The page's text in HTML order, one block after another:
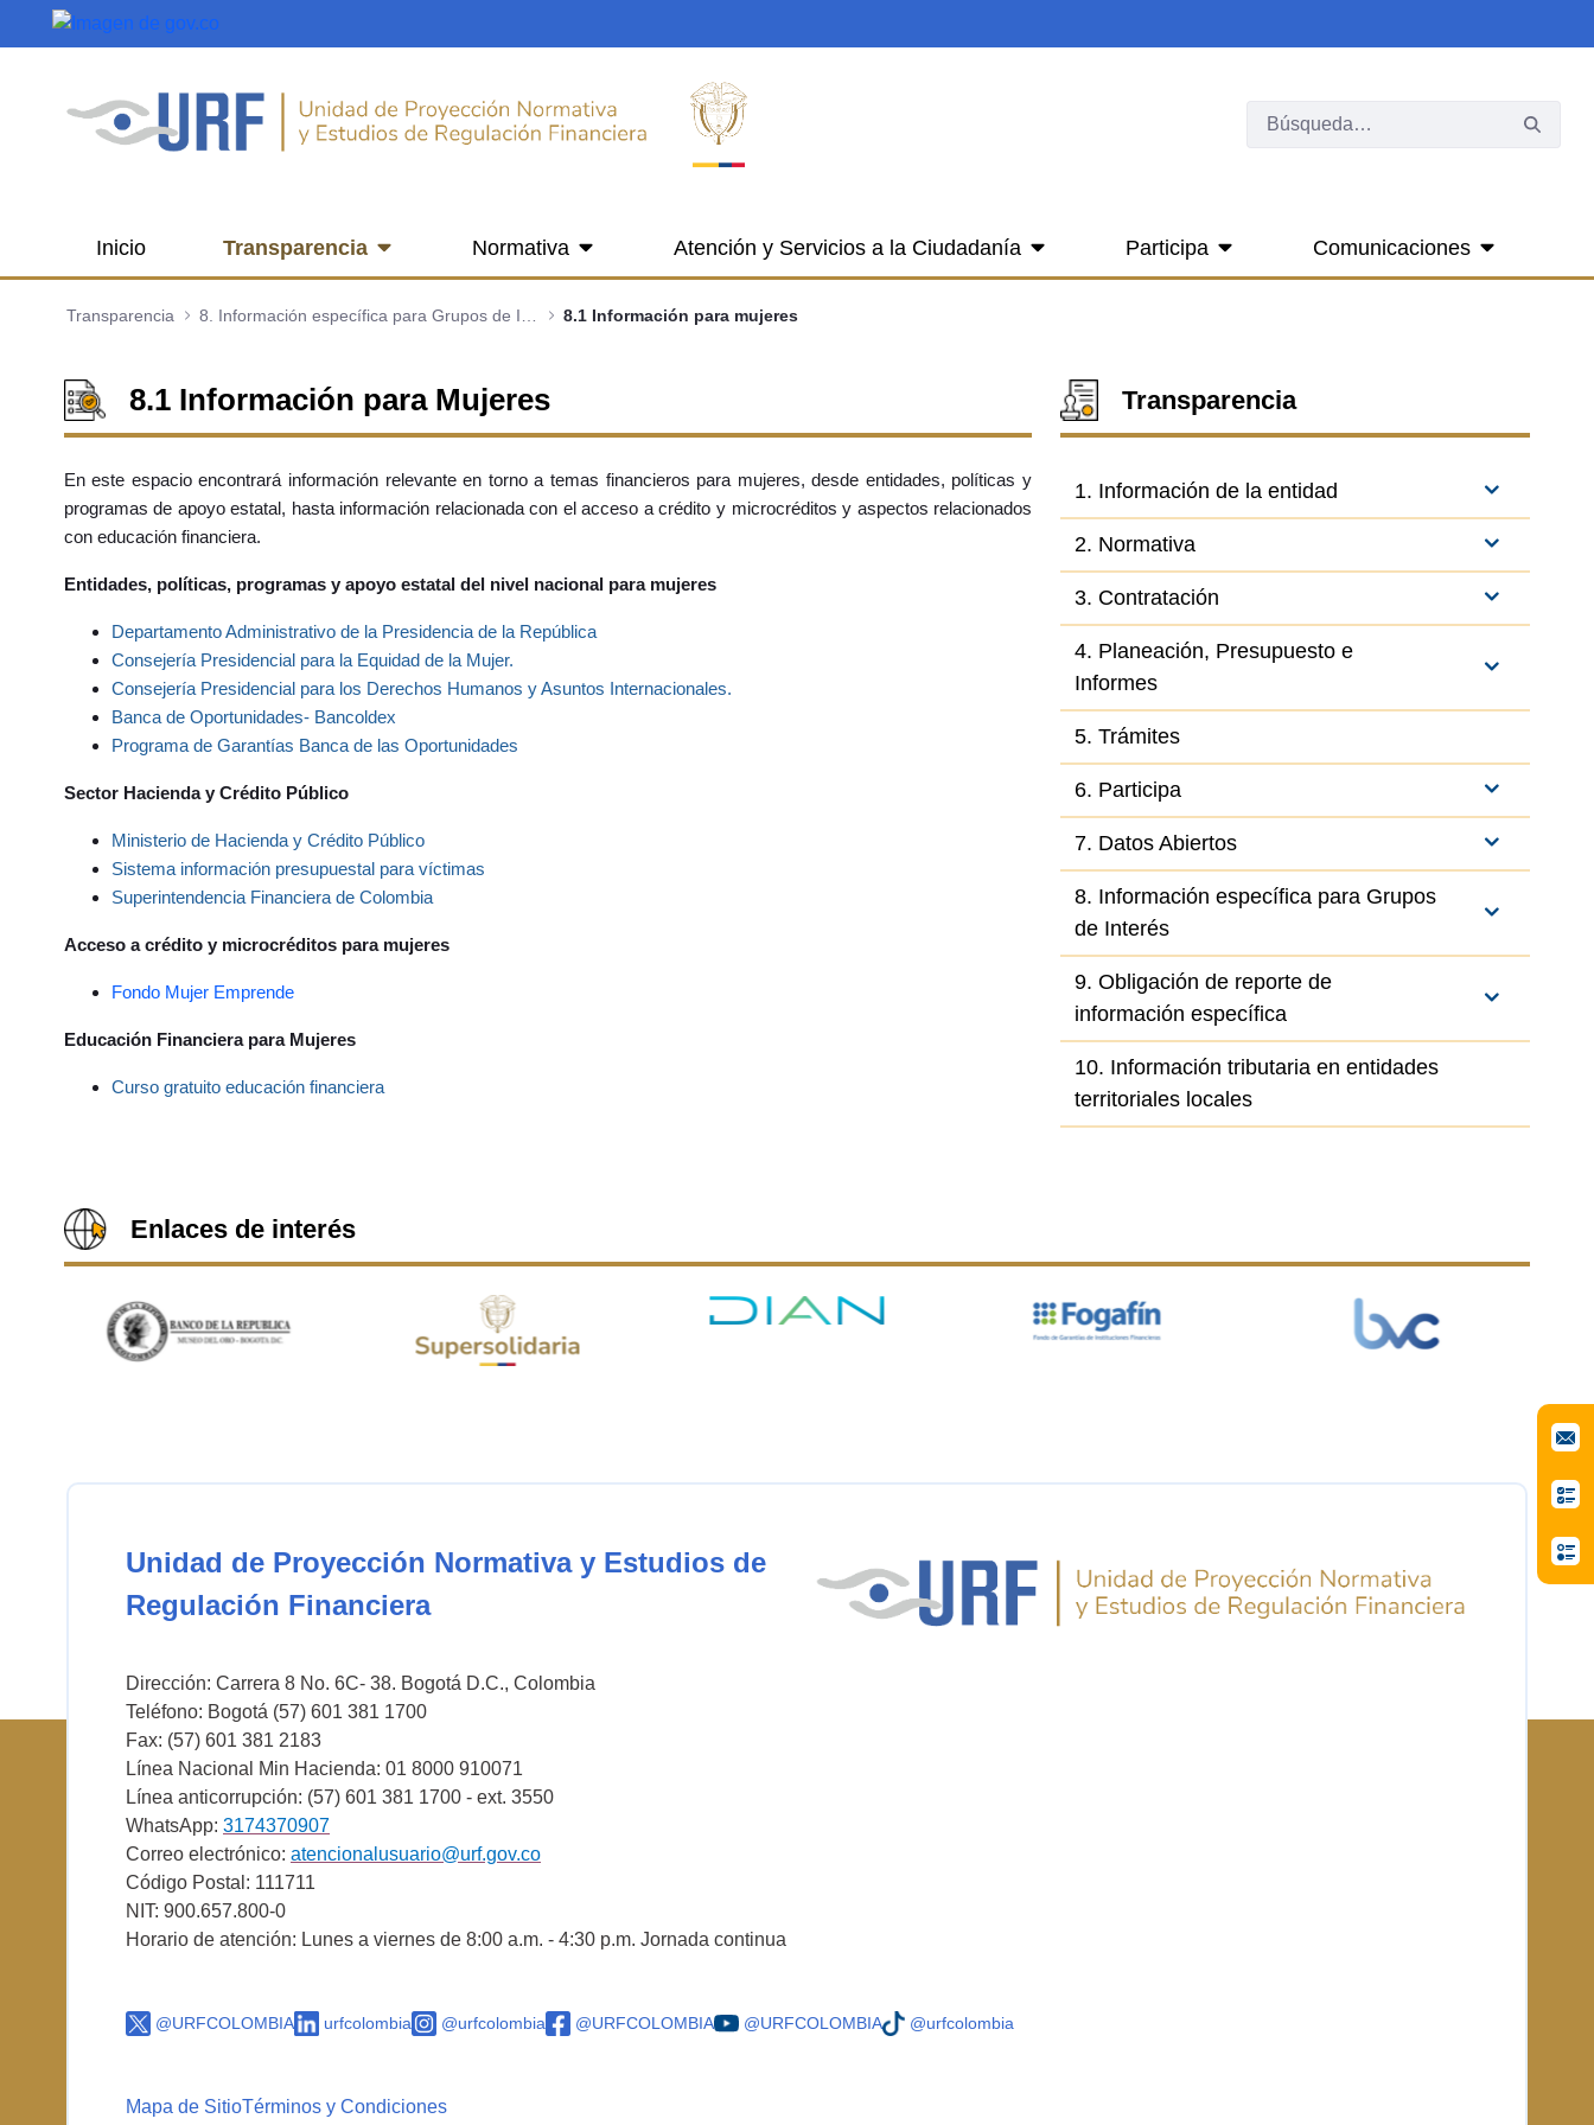
Saltar al contenido principal
Inicio Transparencia Normativa Atención y Servicios a la Ciudadanía Participa Comunicaciones
Transparencia 8.1 Información para mujeres
8.1 Información para Mujeres
En este espacio encontrará información relevante en torno a temas financieros para mujeres, desde entidades, políticas y
programas de apoyo estatal, hasta información relacionada con el acceso a crédito y microcréditos y aspectos relacionados
con educación financiera.
Entidades, políticas, programas y apoyo estatal del nivel nacional para mujeres
Departamento Administrativo de la Presidencia de la República
Consejería Presidencial para la Equidad de la Mujer.
Consejería Presidencial para los Derechos Humanos y Asuntos Internacionales.
Banca de Oportunidades- Bancoldex
Programa de Garantías Banca de las Oportunidades
Sector Hacienda y Crédito Público
Ministerio de Hacienda y Crédito Público
Sistema información presupuestal para víctimas
Superintendencia Financierade Colombia
Acceso a crédito y microcréditos para mujeres
Fondo Mujer Emprende
Educación Financiera para Mujeres
Curso gratuito educación financiera
Transparencia
1. Información de la entidad
2. Normativa
3. Contratación
4. Planeación, Presupuesto e
Informes
5. Trámites
6. Participa
7. Datos Abiertos
8. Información específica para Grupos
de Interés
9. Obligación de reporte de
información específica
10. Información tributaria en entidades
territoriales locales
Enlaces de interés
Unidad de Proyección Normativa y Estudios de
Regulación Financiera
Dirección: Carrera 8 No. 6C- 38. Bogotá D.C., Colombia
Teléfono: Bogotá (57) 601 381 1700
Fax: (57) 601 381 2183
Línea Nacional Min Hacienda: 01 8000 910071
Línea anticorrupción: (57) 601 381 1700 - ext. 3550
WhatsApp: 3174370907
Correo electrónico: atencionalusuario@urf.gov.co
Código Postal: 111711
NIT: 900.657.800-0
Horario de atención: Lunes a viernes de 8:00 a.m. - 4:30 p.m. Jornada continua
@URFCOLOMBIA urfcolombia @urfcolombia @URFCOLOMBIA @URFCOLOMBIA @urfcolombia
Mapa de SitioTérminos y Condiciones